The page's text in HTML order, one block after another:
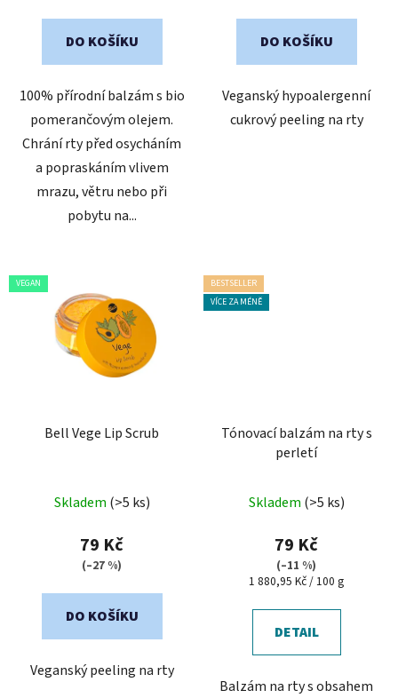
z
DO KOŠÍKU
100% přírodní balzám s bio
pomerančovým olejem.
Chrání rty před osycháním
a popraskáním vlivem
mrazu, větru nebo při
pobytu na...
z
DO KOŠÍKU
Veganský hypoalergenní
cukrový peeling na rty
VEGAN
Bell Vege Lip Scrub
hodnocení
produktu
je
z
Skladem (>5 ks)
79 Kč
(–27 %)
DO KOŠÍKU
Veganský peeling na rty
BESTSELLER
VÍCE ZA MÉNĚ
Tónovací balzám na rty s
perletí
hodnocení
produktu
je
5,0
z
5
hvězdiček.
Skladem (>5 ks)
79 Kč
(–11 %)
Měrná
1 880,95 Kč / 100 g
DETAIL
Balzám na rty s obsahem